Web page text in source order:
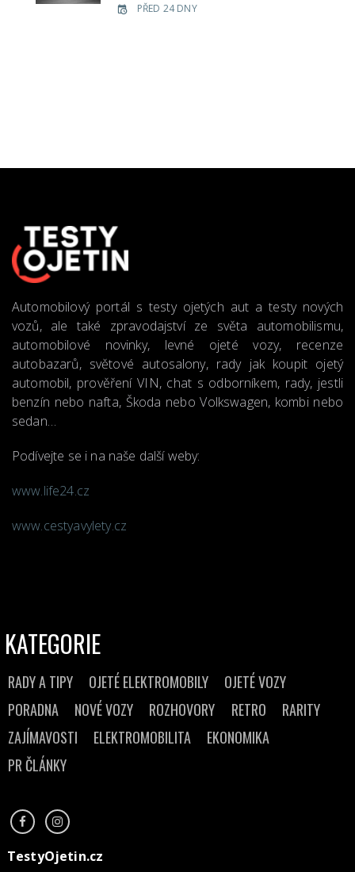
PŘED 24 DNY
Automobilový portál s testy ojetých aut a testy nových
vozů, ale také zpravodajství ze světa automobilismu,
automobilové novinky, levné ojeté vozy, recenze
autobazarů, světové autosalony, rady jak koupit ojetý
automobil, prověření VIN, chat s odborníkem, rady, jestli
benzín nebo nafta, Škoda nebo Volkswagen, kombi nebo
sedan…
Podívejte se i na naše další weby:
www.life24.cz
www.cestyavylety.cz
KATEGORIE
RADY A TIPY OJETÉ ELEKTROMOBILY
OJETÉ VOZY
PORADNA
NOVÉ VOZY ROZHOVORY RETRO
RARITY
ZAJÍMAVOSTI
ELEKTROMOBILITA
EKONOMIKA
PR ČLÁNKY
TestyOjetin.cz